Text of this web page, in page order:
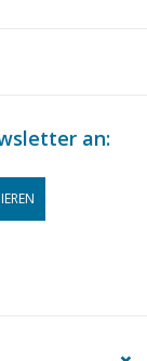
an: